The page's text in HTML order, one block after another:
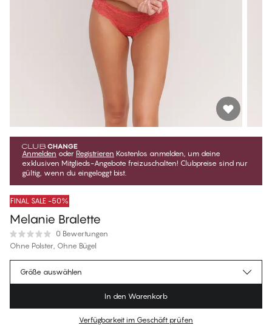
Anmelden oder Registrieren Kostenlos anmelden, um deine
exklusiven Mitglieds-Angebote freizuschalten! Clubpreise sind nur
gültig, wenn du eingeloggt bist.
FINAL SALE -50%
Melanie Bralette
0 Bewertungen
Ohne Polster, Ohne Bügel
€53.75Regulärer Preis
Für diesen Artikel gibt es keine empfohlene Größe
Größe auswählen
In den Warenkorb
Verfügbarkeit im Geschäft prüfen